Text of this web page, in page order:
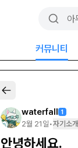
커뮤니티
waterfall 1
2월 21일 •자기소개
안녕하세요.